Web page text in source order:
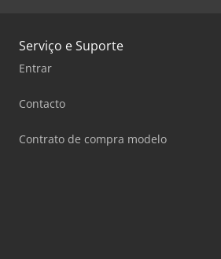
Serviço e Suporte
Entrar
Contacto
Contrato de compra modelo